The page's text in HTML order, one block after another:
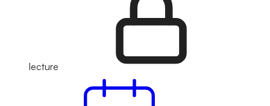
lecture